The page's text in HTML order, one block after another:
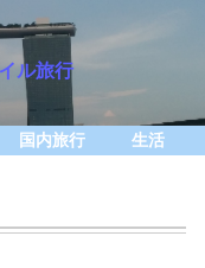
ル旅行
国内旅行 生活